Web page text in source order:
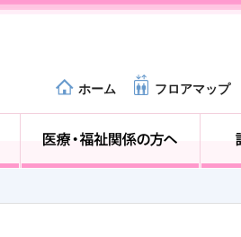
ホーム フロアマップ